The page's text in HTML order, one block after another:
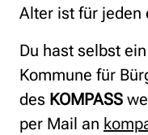
Alter ist für jeden
Du hast selbst
Kommune für
des KOMPASS
per Mail an